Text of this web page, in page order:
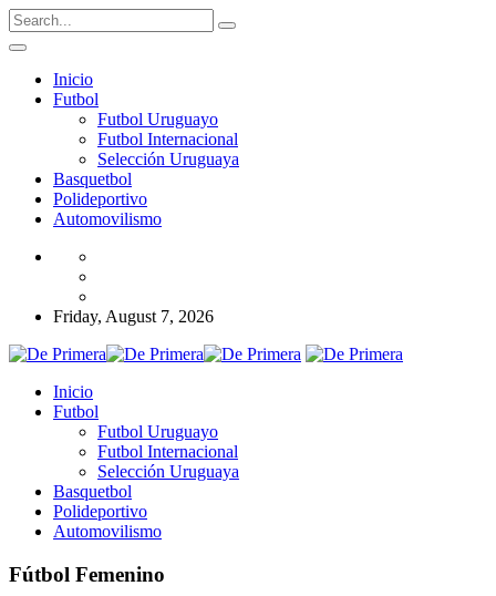
Inicio
Futbol
Futbol Uruguayo
Futbol Internacional
Selección Uruguaya
Basquetbol
Polideportivo
Automovilismo
Friday, August 7, 2026
Inicio
Futbol
Futbol Uruguayo
Futbol Internacional
Selección Uruguaya
Basquetbol
Polideportivo
Automovilismo
Fútbol Femenino